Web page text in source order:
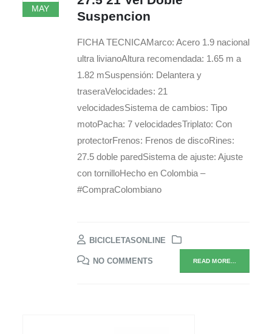
MAY
Suspencion
FICHA TECNICAMarco: Acero 1.9 nacional
ultra livianoAltura recomendada: 1.65 m a
1.82 mSuspensión: Delantera y
traseraVelocidades: 21
velocidadesSistema de cambios: Tipo
motoPacha: 7 velocidadesTriplato: Con
protectorFrenos: Frenos de discoRines:
27.5 doble paredSistema de ajuste: Ajuste
con tornilloHecho en Colombia –
#CompraColombiano
BICICLETASONLINE
NO COMMENTS READ MORE...